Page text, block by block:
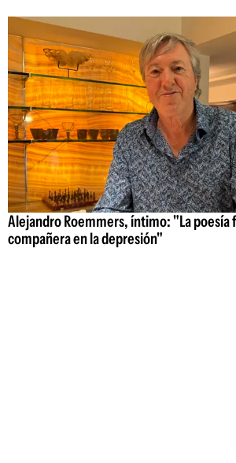
Alejandro Roemmers, íntimo: "La poesía
compañera en la depresión"